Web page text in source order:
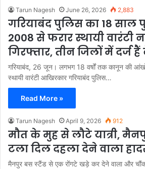
Tarun Nagesh June 26, 2026 2,883
गरियाबंद पुलिस का 18 साल
2008 से फरार स्थायी वारंटी
गिरफ्तार, तीन जिलों में दर्ज
गरियाबंद, 26 जून। लगभग 18 वर्षों तक कानून की
स्थायी वारंटी आखिरकार गरियाबंद पुलिस…
Read More »
Tarun Nagesh April 9, 2026 912
मौत के मुह से लौटे यात्री,
टला दिल दहला देने वाला
मैनपुर बस स्टैंड से एक रोंगटे खड़े कर देने वाला और